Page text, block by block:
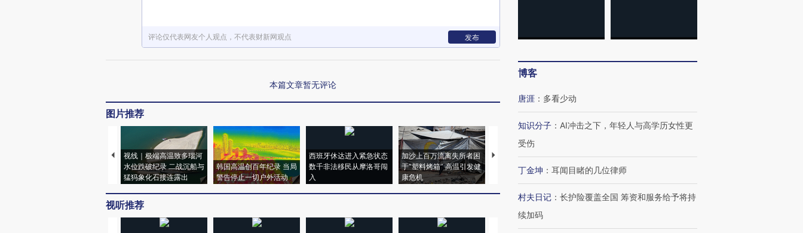
评论仅代表网友个人观点，不代表财新网观点 发布
本篇文章暂无评论
图片推荐
视线｜极端高温致多瑙河
水位跌破纪录 二战沉船与
猛犸象化石接连露出
韩国高温创百年纪录 当局
警告停止一切户外活动
西班牙休达进入紧急状态
数千非法移民从摩洛哥闯
入
加沙上百万流离失所者困
于“塑料烤箱” 高温引发健
康危机
马航飞行员跨国走私7万
粒摇头丸 尿检体内含3种
视线｜HYROX的吸金
术：是什么让中产们甘
心“花钱找虐”？
视听推荐
博客
唐涯 ： 多看少动
知识分子 ： AI冲击之下，年轻人与高学历女性更
受伤
丁金坤 ： 耳闻目睹的几位律师
村夫日记 ： 长护险覆盖全国 筹资和服务给予将持
续加码